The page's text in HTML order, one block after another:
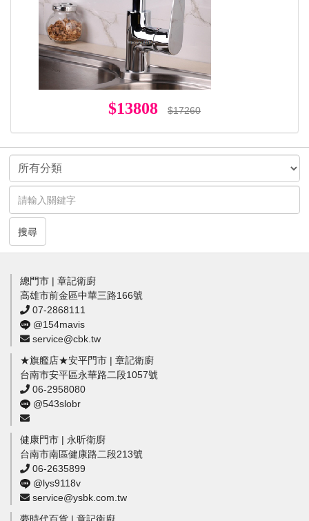
$13808 $17260
搜尋
總門市 | 章記衛廚
高雄市前金區中華三路166號
07-2868111
@154mavis
service@cbk.tw
★旗艦店★安平門市 | 章記衛廚
台南市安平區永華路二段1057號
06-2958080
@543slobr
健康門市 | 永昕衛廚
台南市南區健康路二段213號
06-2635899
@lys9118v
service@ysbk.com.tw